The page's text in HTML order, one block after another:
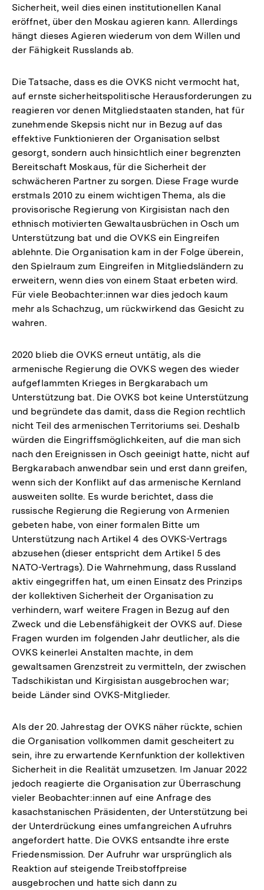
Sicherheit, weil dies einen institutionellen Kanal
eröffnet, über den Moskau agieren kann. Allerdings
hängt dieses Agieren wiederum von dem Willen und
der Fähigkeit Russlands ab.
Die Tatsache, dass es die OVKS nicht vermocht hat,
auf ernste sicherheitspolitische Herausforderungen zu
reagieren vor denen Mitgliedstaaten standen, hat für
zunehmende Skepsis nicht nur in Bezug auf das
effektive Funktionieren der Organisation selbst
gesorgt, sondern auch hinsichtlich einer begrenzten
Bereitschaft Moskaus, für die Sicherheit der
schwächeren Partner zu sorgen. Diese Frage wurde
erstmals 2010 zu einem wichtigen Thema, als die
provisorische Regierung von Kirgisistan nach den
ethnisch motivierten Gewaltausbrüchen in Osch um
Unterstützung bat und die OVKS ein Eingreifen
ablehnte. Die Organisation kam in der Folge überein,
den Spielraum zum Eingreifen in Mitgliedsländern zu
erweitern, wenn dies von einem Staat erbeten wird.
Für viele Beobachter:innen war dies jedoch kaum
mehr als Schachzug, um rückwirkend das Gesicht zu
wahren.
2020 blieb die OVKS erneut untätig, als die
armenische Regierung die OVKS wegen des wieder
aufgeflammten Krieges in Bergkarabach um
Unterstützung bat. Die OVKS bot keine Unterstützung
und begründete das damit, dass die Region rechtlich
nicht Teil des armenischen Territoriums sei. Deshalb
würden die Eingriffsmöglichkeiten, auf die man sich
nach den Ereignissen in Osch geeinigt hatte, nicht auf
Bergkarabach anwendbar sein und erst dann greifen,
wenn sich der Konflikt auf das armenische Kernland
ausweiten sollte. Es wurde berichtet, dass die
russische Regierung die Regierung von Armenien
gebeten habe, von einer formalen Bitte um
Unterstützung nach Artikel 4 des OVKS-Vertrags
abzusehen (dieser entspricht dem Artikel 5 des
NATO-Vertrags). Die Wahrnehmung, dass Russland
aktiv eingegriffen hat, um einen Einsatz des Prinzips
der kollektiven Sicherheit der Organisation zu
verhindern, warf weitere Fragen in Bezug auf den
Zweck und die Lebensfähigkeit der OVKS auf. Diese
Fragen wurden im folgenden Jahr deutlicher, als die
OVKS keinerlei Anstalten machte, in dem
gewaltsamen Grenzstreit zu vermitteln, der zwischen
Tadschikistan und Kirgisistan ausgebrochen war;
beide Länder sind OVKS-Mitglieder.
Als der 20. Jahrestag der OVKS näher rückte, schien
die Organisation vollkommen damit gescheitert zu
sein, ihre zu erwartende Kernfunktion der kollektiven
Sicherheit in die Realität umzusetzen. Im Januar 2022
jedoch reagierte die Organisation zur Überraschung
vieler Beobachter:innen auf eine Anfrage des
kasachstanischen Präsidenten, der Unterstützung bei
der Unterdrückung eines umfangreichen Aufruhrs
angefordert hatte. Die OVKS entsandte ihre erste
Friedensmission. Der Aufruhr war ursprünglich als
Reaktion auf steigende Treibstoffpreise
ausgebrochen und hatte sich dann zu